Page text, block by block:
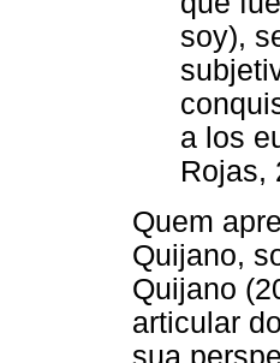
soy),
a los
Rojas,
Quem
Quijano,
Quijano
articular
sua